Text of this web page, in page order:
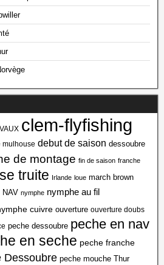
clem-flyfishing
mulhouse debut de saison dessoubre
de montage fin de saison franche
truite Irlande loue march brown
NAV nymphe nymphe au fil
cuivre ouverture ouverture doubs
peche dessoubre peche en nav
en seche peche franche
Dessoubre peche mouche Thur